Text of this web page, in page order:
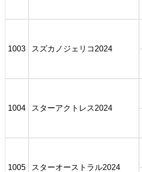
1003 スズカノジェリコ2024
1004 スターアクトレス2024
1005 スターオーストラル2024